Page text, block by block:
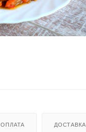
ОПЛАТА ДОСТАВКА